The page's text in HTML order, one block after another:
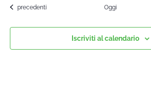
Corsi
precedenti Oggi
Iscriviti al calendario